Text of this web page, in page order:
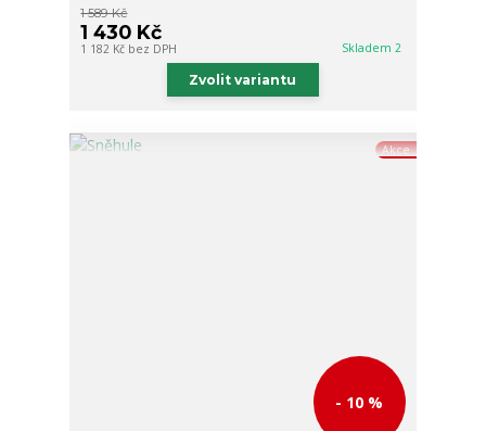
1 589 Kč
1 430 Kč
1 182 Kč bez DPH Skladem 2
Zvolit variantu
Akce
- 10 %